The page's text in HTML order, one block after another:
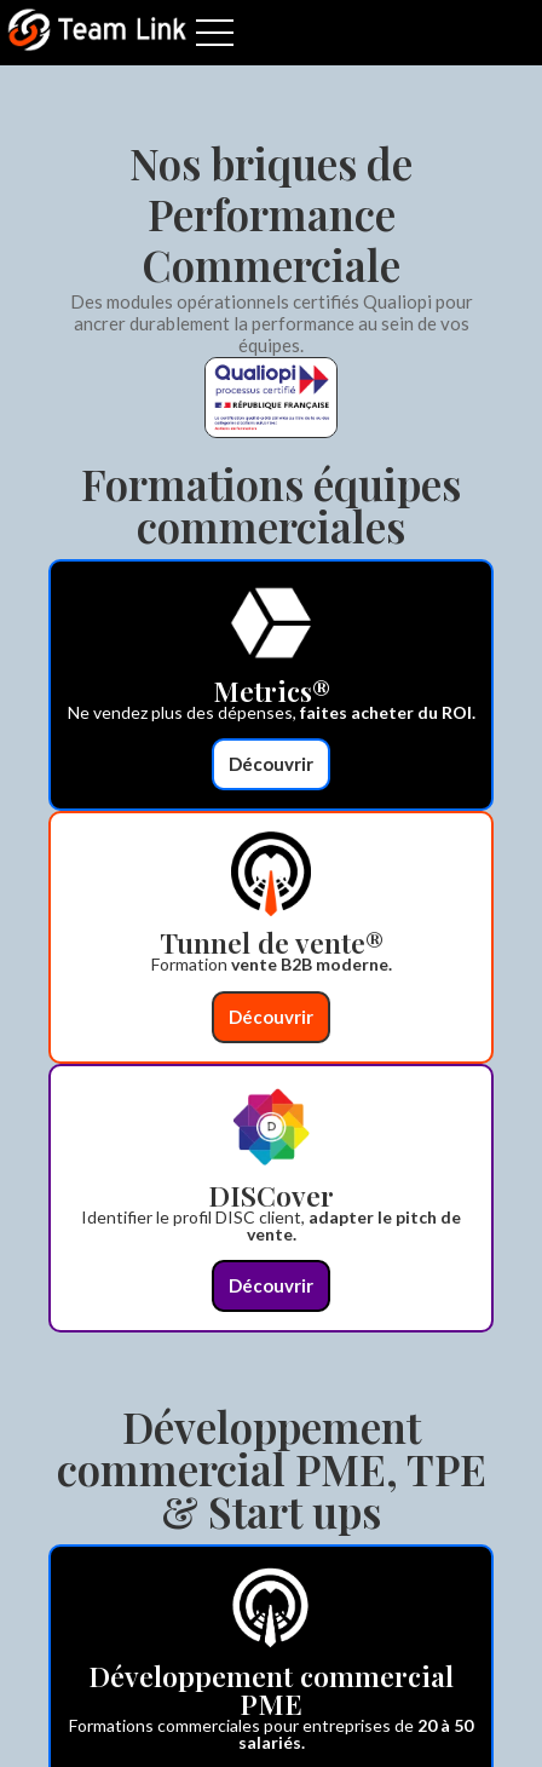
Nos briques de
Performance
Commerciale
Des modules opérationnels certifiés Qualiopi pour
ancrer durablement la performance au sein de vos
équipes.
Formations équipes
commerciales
Metrics®
Ne vendez plus des dépenses, faites acheter du ROI.
Découvrir
Tunnel de vente®
Formation vente B2B moderne.
Découvrir
DISCover
Identifier le profil DISC client, adapter le pitch de
vente.
Découvrir
Développement
commercial PME, TPE
& Start ups
Développement commercial
PME
Formations commerciales pour entreprises de 20 à 50
salariés.